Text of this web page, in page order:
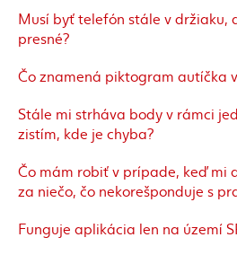
Musí byť telefón stále v držiaku,
presné?
Čo znamená piktogram autíčka
Stále mi strháva body v rámci
zistím, kde je chyba?
Čo mám robiť v prípade, keď mi
za niečo, čo nekorešponduje s
Funguje aplikácia len na území